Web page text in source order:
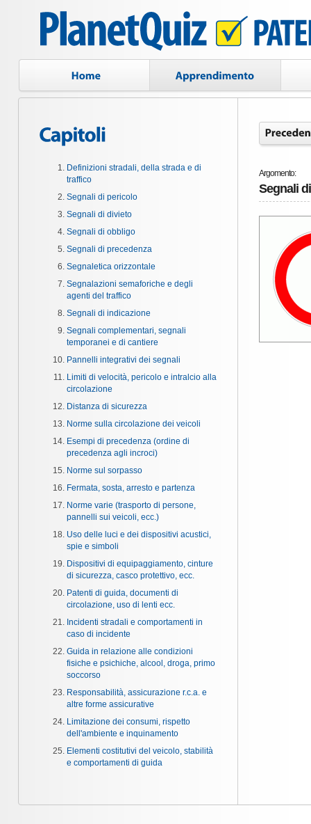
Definizioni stradali, della strada e di
traffico
Segnali di pericolo
Segnali di divieto
Segnali di obbligo
Segnali di precedenza
Segnaletica orizzontale
Segnalazioni semaforiche e degli
agenti del traffico
Segnali di indicazione
Segnali complementari, segnali
temporanei e di cantiere
Pannelli integrativi dei segnali
Limiti di velocità, pericolo e intralcio alla
circolazione
Distanza di sicurezza
Norme sulla circolazione dei veicoli
Esempi di precedenza (ordine di
precedenza agli incroci)
Norme sul sorpasso
Fermata, sosta, arresto e partenza
Norme varie (trasporto di persone,
pannelli sui veicoli, ecc.)
Uso delle luci e dei dispositivi acustici,
spie e simboli
Dispositivi di equipaggiamento, cinture
di sicurezza, casco protettivo, ecc.
Patenti di guida, documenti di
circolazione, uso di lenti ecc.
Incidenti stradali e comportamenti in
caso di incidente
Guida in relazione alle condizioni
fisiche e psichiche, alcool, droga, primo
soccorso
Responsabilità, assicurazione r.c.a. e
altre forme assicurative
Limitazione dei consumi, rispetto
dell'ambiente e inquinamento
Elementi costitutivi del veicolo, stabilità
e comportamenti di guida
Argomento:
Segnali